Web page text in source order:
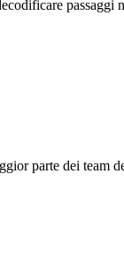
passaggi
parte dei team